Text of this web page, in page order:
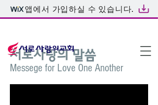
앱에서 가입하실 수 있습니다.
서로사랑의 말씀
Messege for Love One Another